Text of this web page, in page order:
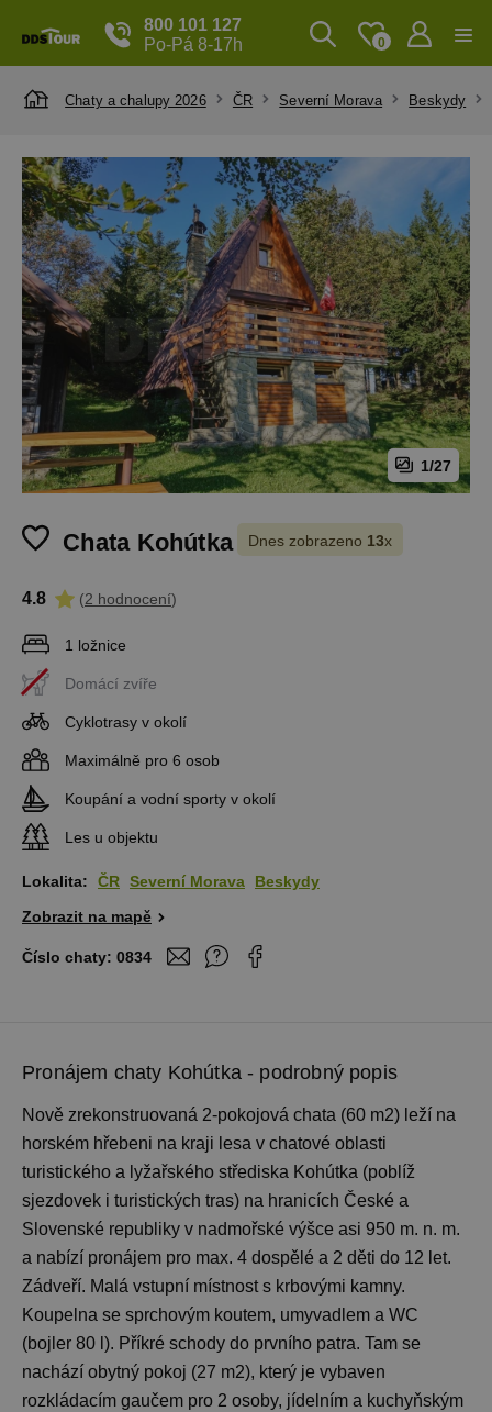
800 101 127
Po-Pá 8-17h
0
Chaty a chalupy 2026 ČR Severní Morava Beskydy
1/27
Chata Kohútka Dnes zobrazeno 13x
4.8 (2 hodnocení)
1 ložnice
Domácí zvíře
Cyklotrasy v okolí
Maximálně pro 6 osob
Koupání a vodní sporty v okolí
Les u objektu
Lokalita: ČR Severní Morava
Beskydy
Zobrazit na mapě
Číslo chaty: 0834
Pronájem chaty Kohútka - podrobný popis
Nově zrekonstruovaná 2-pokojová chata (60 m2) leží na
horském hřebeni na kraji lesa v chatové oblasti
turistického a lyžařského střediska Kohútka (poblíž
sjezdovek i turistických tras) na hranicích České a
Slovenské republiky v nadmořské výšce asi 950 m. n. m.
a nabízí pronájem pro max. 4 dospělé a 2 děti do 12 let.
Zádveří. Malá vstupní místnost s krbovými kamny.
Koupelna se sprchovým koutem, umyvadlem a WC
(bojler 80 l). Příkré schody do prvního patra. Tam se
nachází obytný pokoj (27 m2), který je vybaven
rozkládacím gaučem pro 2 osoby, jídelním a kuchyňským